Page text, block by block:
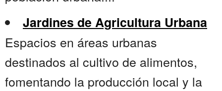
Jardines de Agricultura Urbana
Espacios en áreas urbanas
destinados al cultivo de alimentos,
fomentando la producción local y la